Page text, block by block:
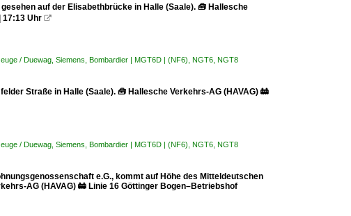
auf der Elisabethbrücke in Halle (Saale). 🧰 Hallesche
17:13 Uhr 
/ Duewag, Siemens, Bombardier | MGT6D | (NF6), NGT6, NGT8
Straße in Halle (Saale). 🧰 Hallesche Verkehrs-AG (HAVAG) 🚋
/ Duewag, Siemens, Bombardier | MGT6D | (NF6), NGT6, NGT8
e.G., kommt auf Höhe des Mitteldeutschen
AG (HAVAG) 🚋 Linie 16 Göttinger Bogen–Betriebshof